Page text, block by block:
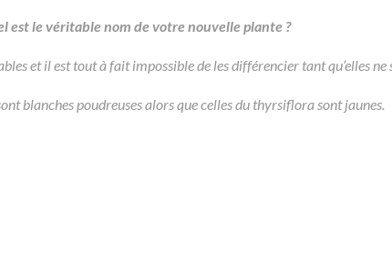
est le véritable nom de votre nouvelle plante ?
et il est tout à fait impossible de les différencier tant qu’elles
blanches poudreuses alors que celles du thyrsiflora sont jaunes.